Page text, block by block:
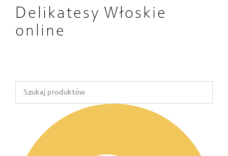
Delikatesy Włoskie
online